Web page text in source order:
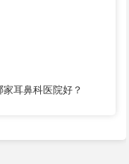
家耳鼻科医院好？